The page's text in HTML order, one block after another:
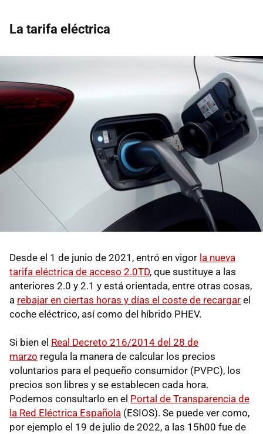
La tarifa eléctrica
Desde el 1 de junio de 2021, entró en vigor la nueva
tarifa eléctrica de acceso 2.0TD, que sustituye a las
anteriores 2.0 y 2.1 y está orientada, entre otras cosas,
a rebajar en ciertas horas y días el coste de recargar el
coche eléctrico, así como del híbrido PHEV.
Si bien el Real Decreto 216/2014 del 28 de
marzo regula la manera de calcular los precios
voluntarios para el pequeño consumidor (PVPC), los
precios son libres y se establecen cada hora.
Podemos consultarlo en el Portal de Transparencia de
la Red Eléctrica Española (ESIOS). Se puede ver como,
por ejemplo el 19 de julio de 2022, a las 15h00 fue de